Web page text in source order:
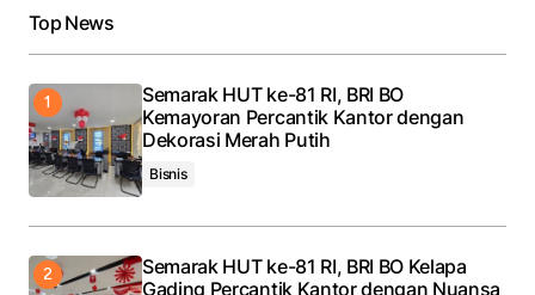
Top News
Semarak HUT ke-81 RI, BRI BO
Kemayoran Percantik Kantor dengan
Dekorasi Merah Putih
Bisnis
Semarak HUT ke-81 RI, BRI BO Kelapa
Gading Percantik Kantor dengan Nuansa